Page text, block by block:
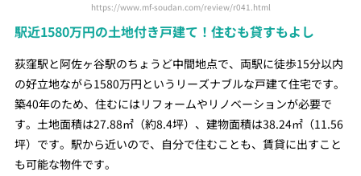
https://www.mf-soudan.com/review/r041.html
駅近1580万円の土地付き戸建て！住むも貸すもよし
荻窪駅と阿佐ヶ谷駅のちょうど中間地点で、両駅に徒歩15分以内
の好立地ながら1580万円というリーズナブルな戸建て住宅です。
築40年のため、住むにはリフォームやリノベーションが必要で
す。土地面積は27.88㎡（約8.4坪）、建物面積は38.24㎡（11.56
坪）です。駅から近いので、自分で住むことも、賃貸に出すこと
も可能な物件です。